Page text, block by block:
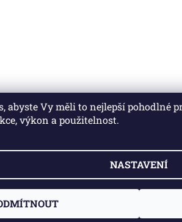
abyste Vy měli to nejlepší pohodlné
výkon a použitelnost.
NASTAVENÍ